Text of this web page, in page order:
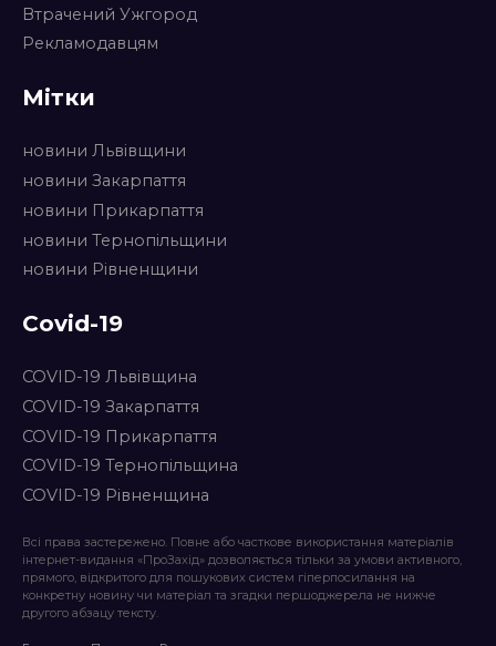
Втрачений Ужгород
Рекламодавцям
Мітки
новини Львівщини
новини Закарпаття
новини Прикарпаття
новини Тернопільщини
новини Рівненщини
Covid-19
COVID-19 Львівщина
COVID-19 Закарпаття
COVID-19 Прикарпаття
COVID-19 Тернопільщина
COVID-19 Рівненщина
Всі права застережено. Повне або часткове використання матеріалів
інтернет-видання «ПроЗахід» дозволяється тільки за умови активного,
прямого, відкритого для пошукових систем гіперпосилання на
конкретну новину чи матеріал та згадки першоджерела не нижче
другого абзацу тексту.